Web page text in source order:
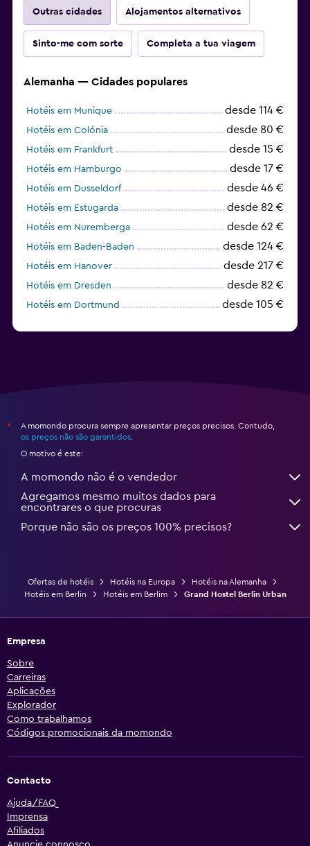
Outras cidades Alojamentos alternativos
Sinto-me com sorte Completa a tua viagem
Alemanha — Cidades populares
Hotéis em Munique desde 114 €
Hotéis em Colónia desde 80 €
Hotéis em Frankfurt desde 15 €
Hotéis em Hamburgo desde 17 €
Hotéis em Dusseldorf desde 46 €
Hotéis em Estugarda desde 82 €
Hotéis em Nuremberga desde 62 €
Hotéis em Baden-Baden desde 124 €
Hotéis em Hanover desde 217 €
Hotéis em Dresden desde 82 €
Hotéis em Dortmund desde 105 €
*
A momondo procura sempre apresentar preços precisos. Contudo,
os preços não são garantidos
O motivo é este:
A momondo não é o vendedor
Agregamos mesmo muitos dados para
encontrares o que procuras
Porque não são os preços 100% precisos?
Ofertas de hotéis Hotéis na Europa
Hotéis na Alemanha
Hotéis em Berlin
Hotéis em Berlim Grand Hostel Berlin Urban
Empresa
Sobre
Carreiras
Aplicações
Explorador
Como trabalhamos
Códigos promocionais da momondo
Contacto
Ajuda/FAQ
Imprensa
Afiliados